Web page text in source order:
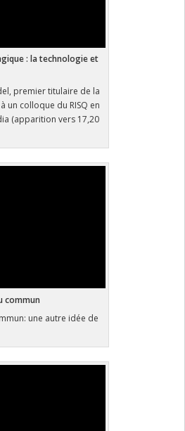
: la technologie et
premier titulaire de la
un colloque du RISQ en
(apparition vers 17,20
commun
une autre idée de